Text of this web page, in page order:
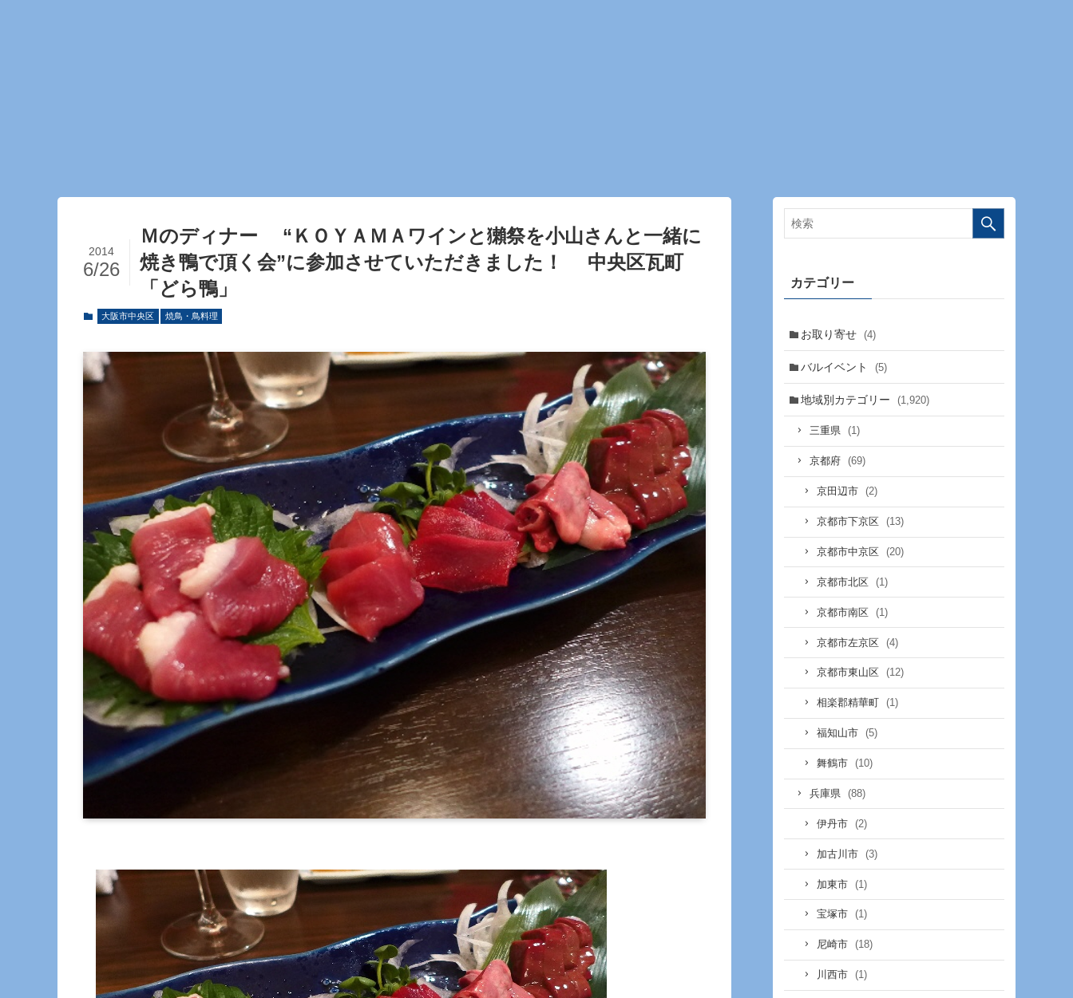
Ｍのディナー “ＫＯＹＡＭＡワインと獺祭を小山さんと一緒に
焼き鴨で頂く会”に参加させていただきました！ 中央区瓦町
「どら鴨」
2014
6/26
大阪市中央区 焼鳥・鳥料理
カテゴリー
お取り寄せ (4)
バルイベント (5)
地域別カテゴリー (1,920)
三重県 (1)
京都府 (69)
京田辺市 (2)
京都市下京区 (13)
京都市中京区 (20)
京都市北区 (1)
京都市南区 (1)
京都市左京区 (4)
京都市東山区 (12)
相楽郡精華町 (1)
福知山市 (5)
舞鶴市 (10)
兵庫県 (88)
伊丹市 (2)
加古川市 (3)
加東市 (1)
宝塚市 (1)
尼崎市 (18)
川西市 (1)